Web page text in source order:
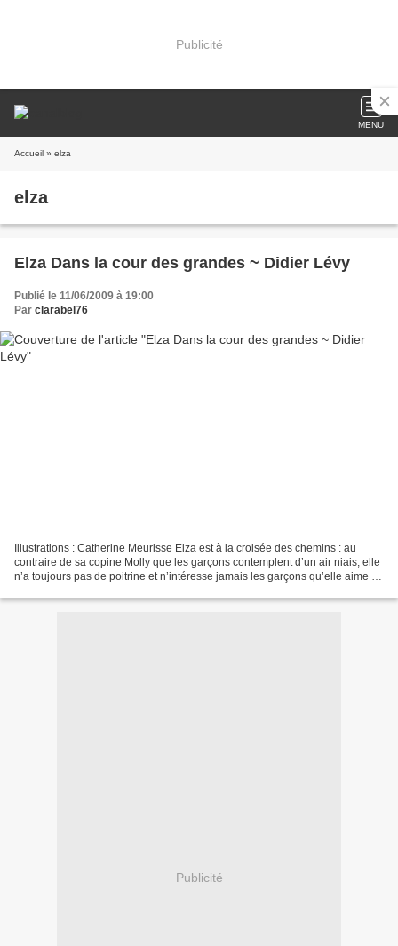
Publicité
MENU
Accueil » elza
elza
Elza Dans la cour des grandes ~ Didier Lévy
Publié le 11/06/2009 à 19:00
Par clarabel76
Illustrations : Catherine Meurisse Elza est à la croisée des chemins : au
contraire de sa copine Molly que les garçons contemplent d’un air niais, elle
n’a toujours pas de poitrine et n’intéresse jamais les garçons qu’elle aime –
Publicité